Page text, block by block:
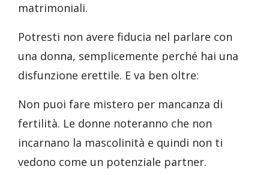
matrimoniali.
Potresti non avere fiducia nel parlare con
una donna, semplicemente perché hai una
disfunzione erettile. E va ben oltre:
Non puoi fare mistero per mancanza di
fertilità. Le donne noteranno che non
incarnano la mascolinità e quindi non ti
vedono come un potenziale partner.